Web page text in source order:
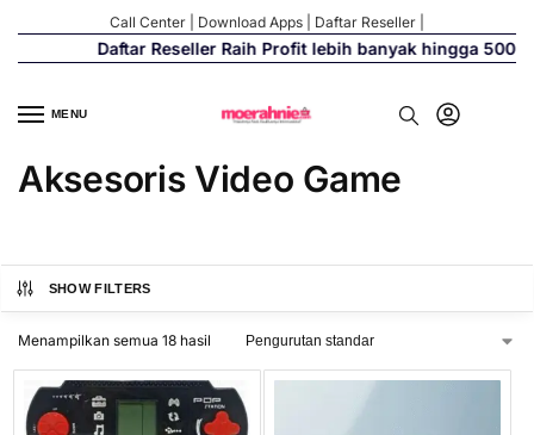
Call Center Download Apps Daftar Reseller
Daftar Reseller Raih Profit lebih banyak hingga 500%
MENU
Aksesoris Video Game
SHOW FILTERS
Menampilkan semua 18 hasil